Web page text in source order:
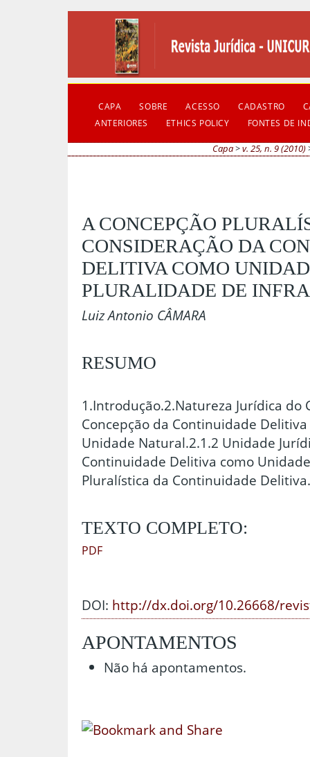
CAPA SOBRE ACESSO CADASTRO
ANTERIORES
ETHICS POLICY FONTES DE
Capa>v. 25, n. 9 (2010)
A CONCEPÇÃO
CONSIDERAÇÃO DA
DELITIVA COMO
PLURALIDADE DE
Luiz Antonio CÂMARA
RESUMO
1.Introdução.2.Natureza Jurídica do
Concepção da Continuidade
Unidade Natural.2.1.2 Unidade
Continuidade Delitiva como
Pluralística da Continuidade
TEXTO COMPLETO:
PDF
DOI: http://dx.doi.org/10.26668/
APONTAMENTOS
Não há apontamentos.